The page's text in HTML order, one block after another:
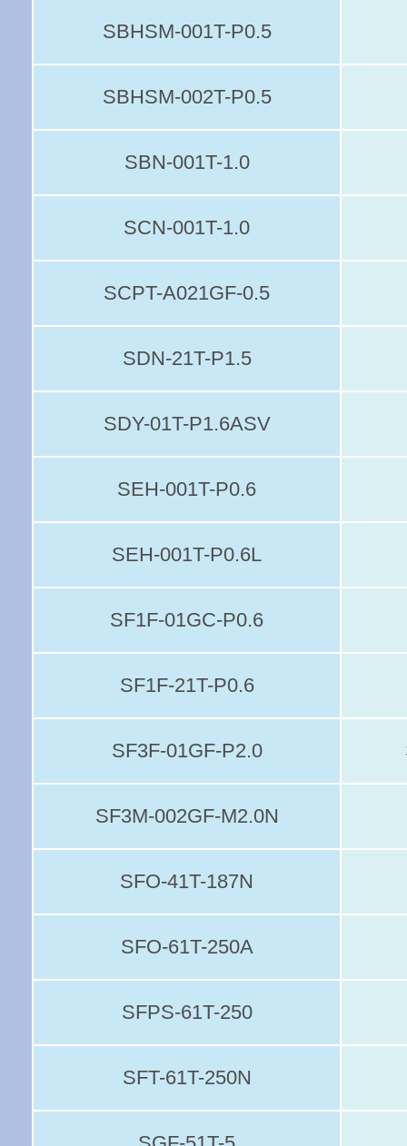
SBHSM-001T-P0.5
SBHSM-002T-P0.5
SBN-001T-1.0
SCN-001T-1.0
SCPT-A021GF-0.5
SDN-21T-P1.5
SDY-01T-P1.6ASV
SEH-001T-P0.6
SEH-001T-P0.6L
SF1F-01GC-P0.6
SF1F-21T-P0.6
SF3F-01GF-P2.0
SF3M-002GF-M2.0N
SFO-41T-187N
SFO-61T-250A
SFPS-61T-250
SFT-61T-250N